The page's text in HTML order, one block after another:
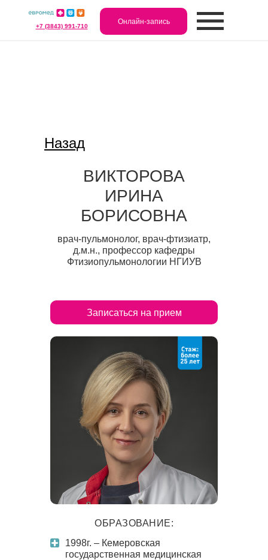
+7 (3843) 991-710
Онлайн-запись
ВИКТОРОВА
ИРИНА
БОРИСОВНА
Назад
врач-пульмонолог, врач-фтизиатр,
д.м.н., профессор кафедры
Фтизиопульмонологии НГИУВ
ОБРАЗОВАНИЕ:
1998г. – Кемеровская
государственная медицинская
Записаться на прием